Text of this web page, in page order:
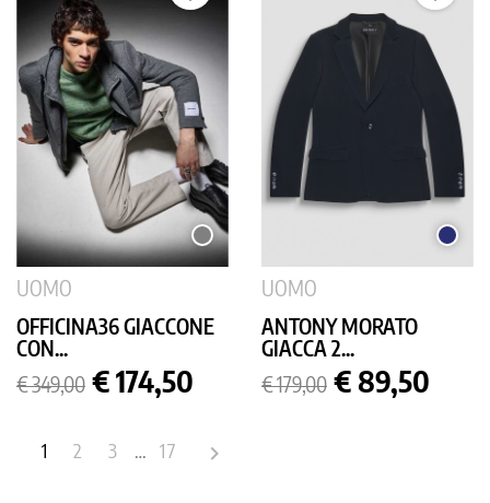
GRIGIO
MEDIO
UOMO
OFFICINA36 GIACCONE
CON...
Prezzo
base
€ 349,00 Prezzo
€ 174,50
BLU
UOMO
ANTONY MORATO
GIACCA 2...
Prezzo
base
€ 179,00 Prezzo
€ 89,50
1 2 3 … 17 